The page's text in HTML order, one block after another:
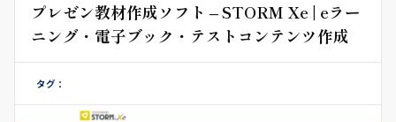
プレゼン教材作成ソフト – STORM Xe | eラー
ニング・電子ブック・テストコンテンツ作成
タグ：